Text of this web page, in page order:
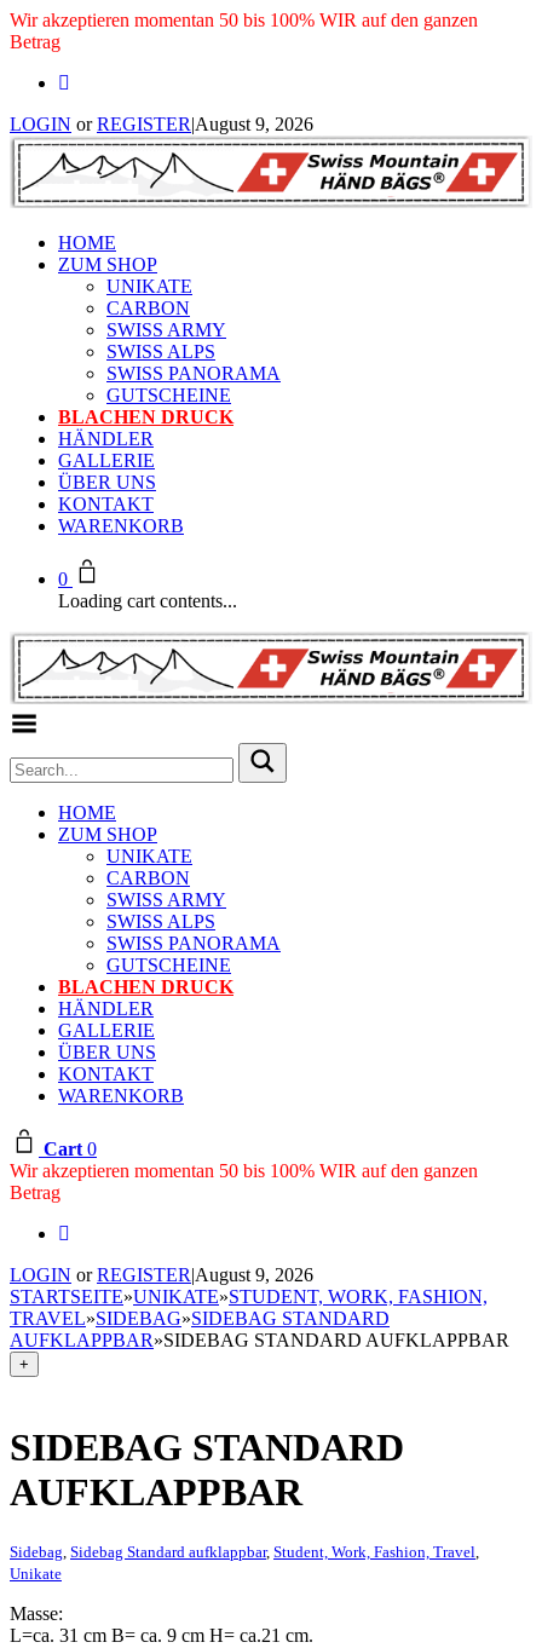
Wir akzeptieren momentan 50 bis 100% WIR auf den ganzen
Betrag
LOGIN orREGISTER|August 9, 2026
HOME
ZUM SHOP
UNIKATE
CARBON
SWISS ARMY
SWISS ALPS
SWISS PANORAMA
GUTSCHEINE
BLACHEN DRUCK
HÄNDLER
GALLERIE
ÜBER UNS
KONTAKT
WARENKORB
0
Loading cart contents...
HOME
ZUM SHOP
UNIKATE
CARBON
SWISS ARMY
SWISS ALPS
SWISS PANORAMA
GUTSCHEINE
BLACHEN DRUCK
HÄNDLER
GALLERIE
ÜBER UNS
KONTAKT
WARENKORB
Cart 0
Wir akzeptieren momentan 50 bis 100% WIR auf den ganzen
Betrag
LOGIN orREGISTER|August 9, 2026
STARTSEITE»UNIKATE»STUDENT, WORK, FASHION,
TRAVEL»SIDEBAG»SIDEBAG STANDARD
AUFKLAPPBAR»SIDEBAG STANDARD AUFKLAPPBAR
+
SIDEBAG STANDARD
AUFKLAPPBAR
Sidebag, Sidebag Standard aufklappbar, Student, Work, Fashion, Travel,
Unikate
Masse:
L=ca. 31 cm B= ca. 9 cm H= ca.21 cm.